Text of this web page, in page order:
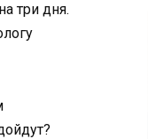
три дня.